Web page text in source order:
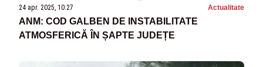
24 apr. 2025, 10:27 Actualitate
ANM: COD GALBEN DE INSTABILITATE
ATMOSFERICĂ ÎN ȘAPTE JUDEȚE